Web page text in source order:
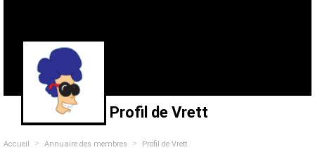
Profil de Vrett
Accueil > Annuaire des membres > Profil de Vrett